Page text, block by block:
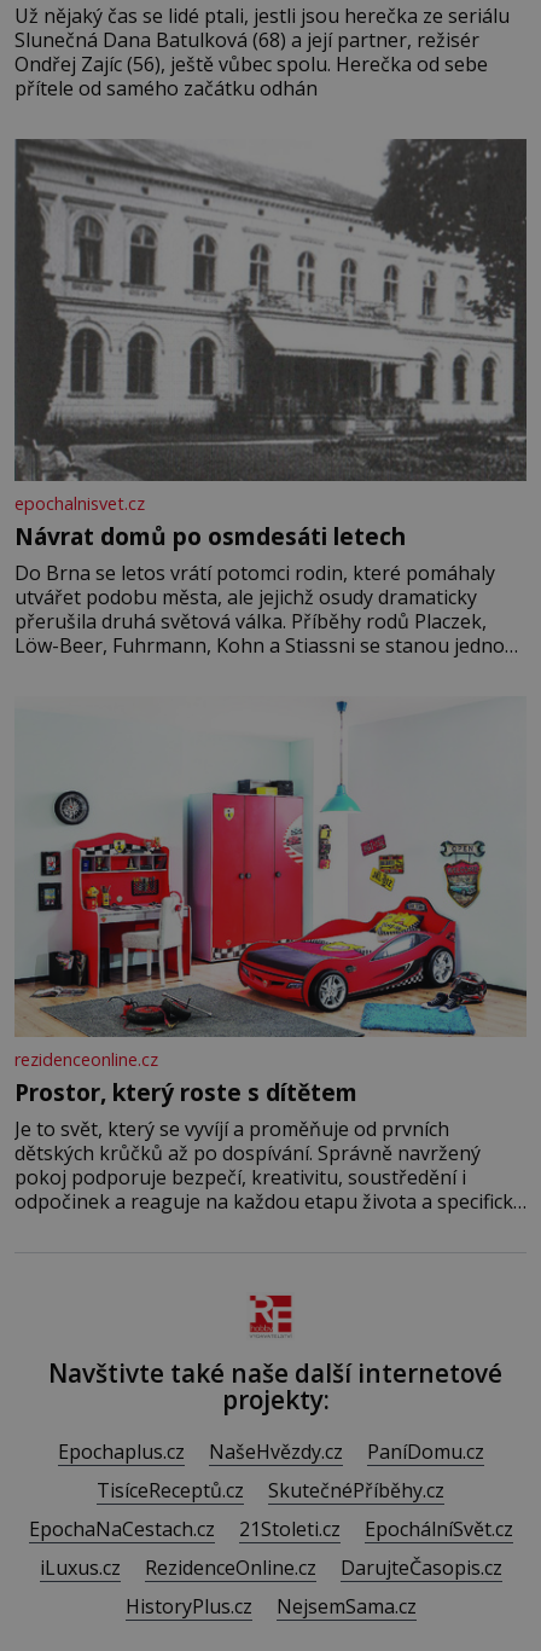
Už nějaký čas se lidé ptali, jestli jsou herečka ze seriálu
Slunečná Dana Batulková (68) a její partner, režisér
Ondřej Zajíc (56), ještě vůbec spolu. Herečka od sebe
přítele od samého začátku odhán
epochalnisvet.cz
Návrat domů po osmdesáti letech
Do Brna se letos vrátí potomci rodin, které pomáhaly
utvářet podobu města, ale jejichž osudy dramaticky
přerušila druhá světová válka. Příběhy rodů Placzek,
Löw-Beer, Fuhrmann, Kohn a Stiassni se stanou jednou
jednoduché. Místa, která si člověk pamatuje z rodinných
rezidenceonline.cz
Prostor, který roste s dítětem
Je to svět, který se vyvíjí a proměňuje od prvních
dětských krůčků až po dospívání. Správně navržený
pokoj podporuje bezpečí, kreativitu, soustředění i
odpočinek a reaguje na každou etapu života a specifické
Navštivte také naše další internetové
projekty:
Epochaplus.cz NašeHvězdy.cz
PaníDomu.cz
TisíceReceptů.cz
SkutečnéPříběhy.cz
EpochaNaCestach.cz
21Stoleti.cz
EpochálníSvět.cz
iLuxus.cz
RezidenceOnline.cz
DarujteČasopis.cz
HistoryPlus.cz
NejsemSama.cz